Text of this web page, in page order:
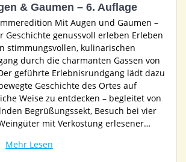
& Gaumen – 6. Auflage
Mit Augen und Gaumen –
Geschichte genussvoll erleben Erleben
stimmungsvollen, kulinarischen
durch die charmanten Gassen von
geführte Erlebnisrundgang lädt dazu
Geschichte des Ortes auf
Weise zu entdecken – begleitet von
Begrüßungssekt, Besuch bei vier
mit Verkostung erlesener…